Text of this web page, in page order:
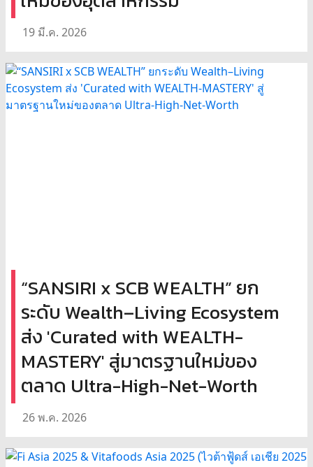
19 มี.ค. 2026
“SANSIRI x SCB WEALTH” ยก
ระดับ Wealth–Living Ecosystem
ส่ง 'Curated with WEALTH-
MASTERY' สู่มาตรฐานใหม่ของ
ตลาด Ultra-High-Net-Worth
26 พ.ค. 2026